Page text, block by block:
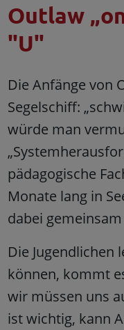
Outlaw
"U"
Die Anfänge von
Segelschiff:
würde man
pädagogische
Monate lang in
dabei
Die Jugendlichen
können, kommt
wir müssen uns
ist wichtig, kann